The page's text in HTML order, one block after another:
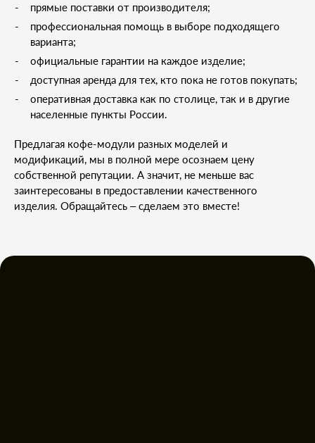
прямые поставки от производителя;
профессиональная помощь в выборе подходящего
варианта;
официальные гарантии на каждое изделие;
доступная аренда для тех, кто пока не готов покупать;
оперативная доставка как по столице, так и в другие
населенные пункты России.
Предлагая кофе-модули разных моделей и
модификаций, мы в полной мере осознаем цену
собственной репутации. А значит, не меньше вас
заинтересованы в предоставлении качественного
изделия. Обращайтесь – сделаем это вместе!